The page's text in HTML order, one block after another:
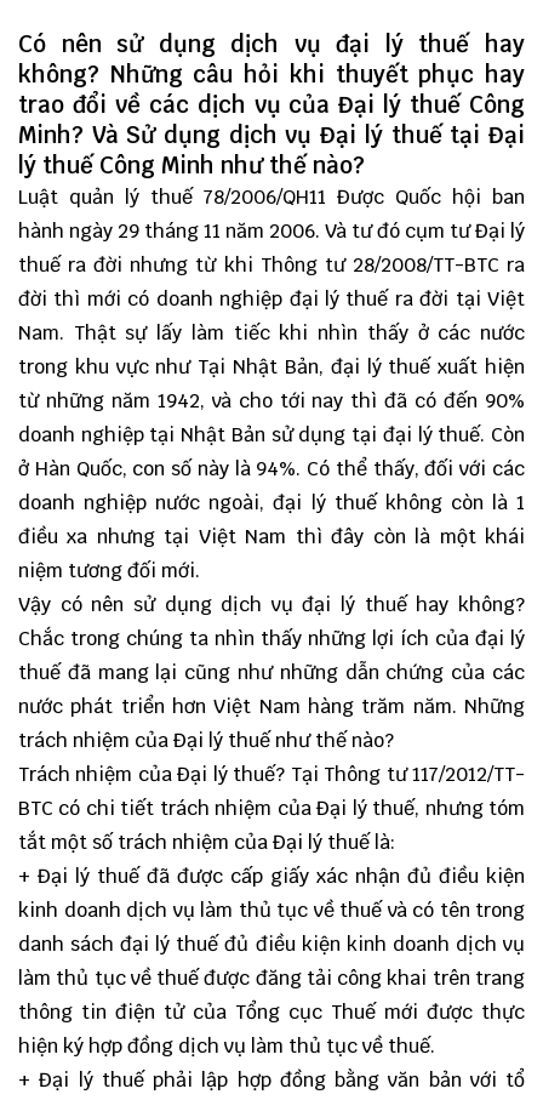
Có nên sử dụng dịch vụ đại lý thuế hay
không? Những câu hỏi khi thuyết phục hay
trao đổi về các dịch vụ của Đại lý thuế Công
Minh? Và Sử dụng dịch vụ Đại lý thuế tại Đại
lý thuế Công Minh như thế nào?
Luật quản lý thuế 78/2006/QH11 Được Quốc hội ban
hành ngày 29 tháng 11 năm 2006. Và tư đó cụm tư Đại lý
thuế ra đời nhưng từ khi Thông tư 28/2008/TT-BTC ra
đời thì mới có doanh nghiệp đại lý thuế ra đời tại Việt
Nam. Thật sự lấy làm tiếc khi nhìn thấy ở các nước
trong khu vực như Tại Nhật Bản, đại lý thuế xuất hiện
từ những năm 1942, và cho tới nay thì đã có đến 90%
doanh nghiệp tại Nhật Bản sử dụng tại đại lý thuế. Còn
ở Hàn Quốc, con số này là 94%. Có thể thấy, đối với các
doanh nghiệp nước ngoài, đại lý thuế không còn là 1
điều xa nhưng tại Việt Nam thì đây còn là một khái
niệm tương đối mới.
Vậy có nên sử dụng dịch vụ đại lý thuế hay không?
Chắc trong chúng ta nhìn thấy những lợi ích của đại lý
thuế đã mang lại cũng như những dẫn chứng của các
nước phát triển hơn Việt Nam hàng trăm năm. Những
trách nhiệm của Đại lý thuế như thế nào?
Trách nhiệm của Đại lý thuế? Tại Thông tư 117/2012/TT-
BTC có chi tiết trách nhiệm của Đại lý thuế, nhưng tóm
tắt một số trách nhiệm của Đại lý thuế là:
+ Đại lý thuế đã được cấp giấy xác nhận đủ điều kiện
kinh doanh dịch vụ làm thủ tục về thuế và có tên trong
danh sách đại lý thuế đủ điều kiện kinh doanh dịch vụ
làm thủ tục về thuế được đăng tải công khai trên trang
thông tin điện tử của Tổng cục Thuế mới được thực
hiện ký hợp đồng dịch vụ làm thủ tục về thuế.
+ Đại lý thuế phải lập hợp đồng bằng văn bản với tổ